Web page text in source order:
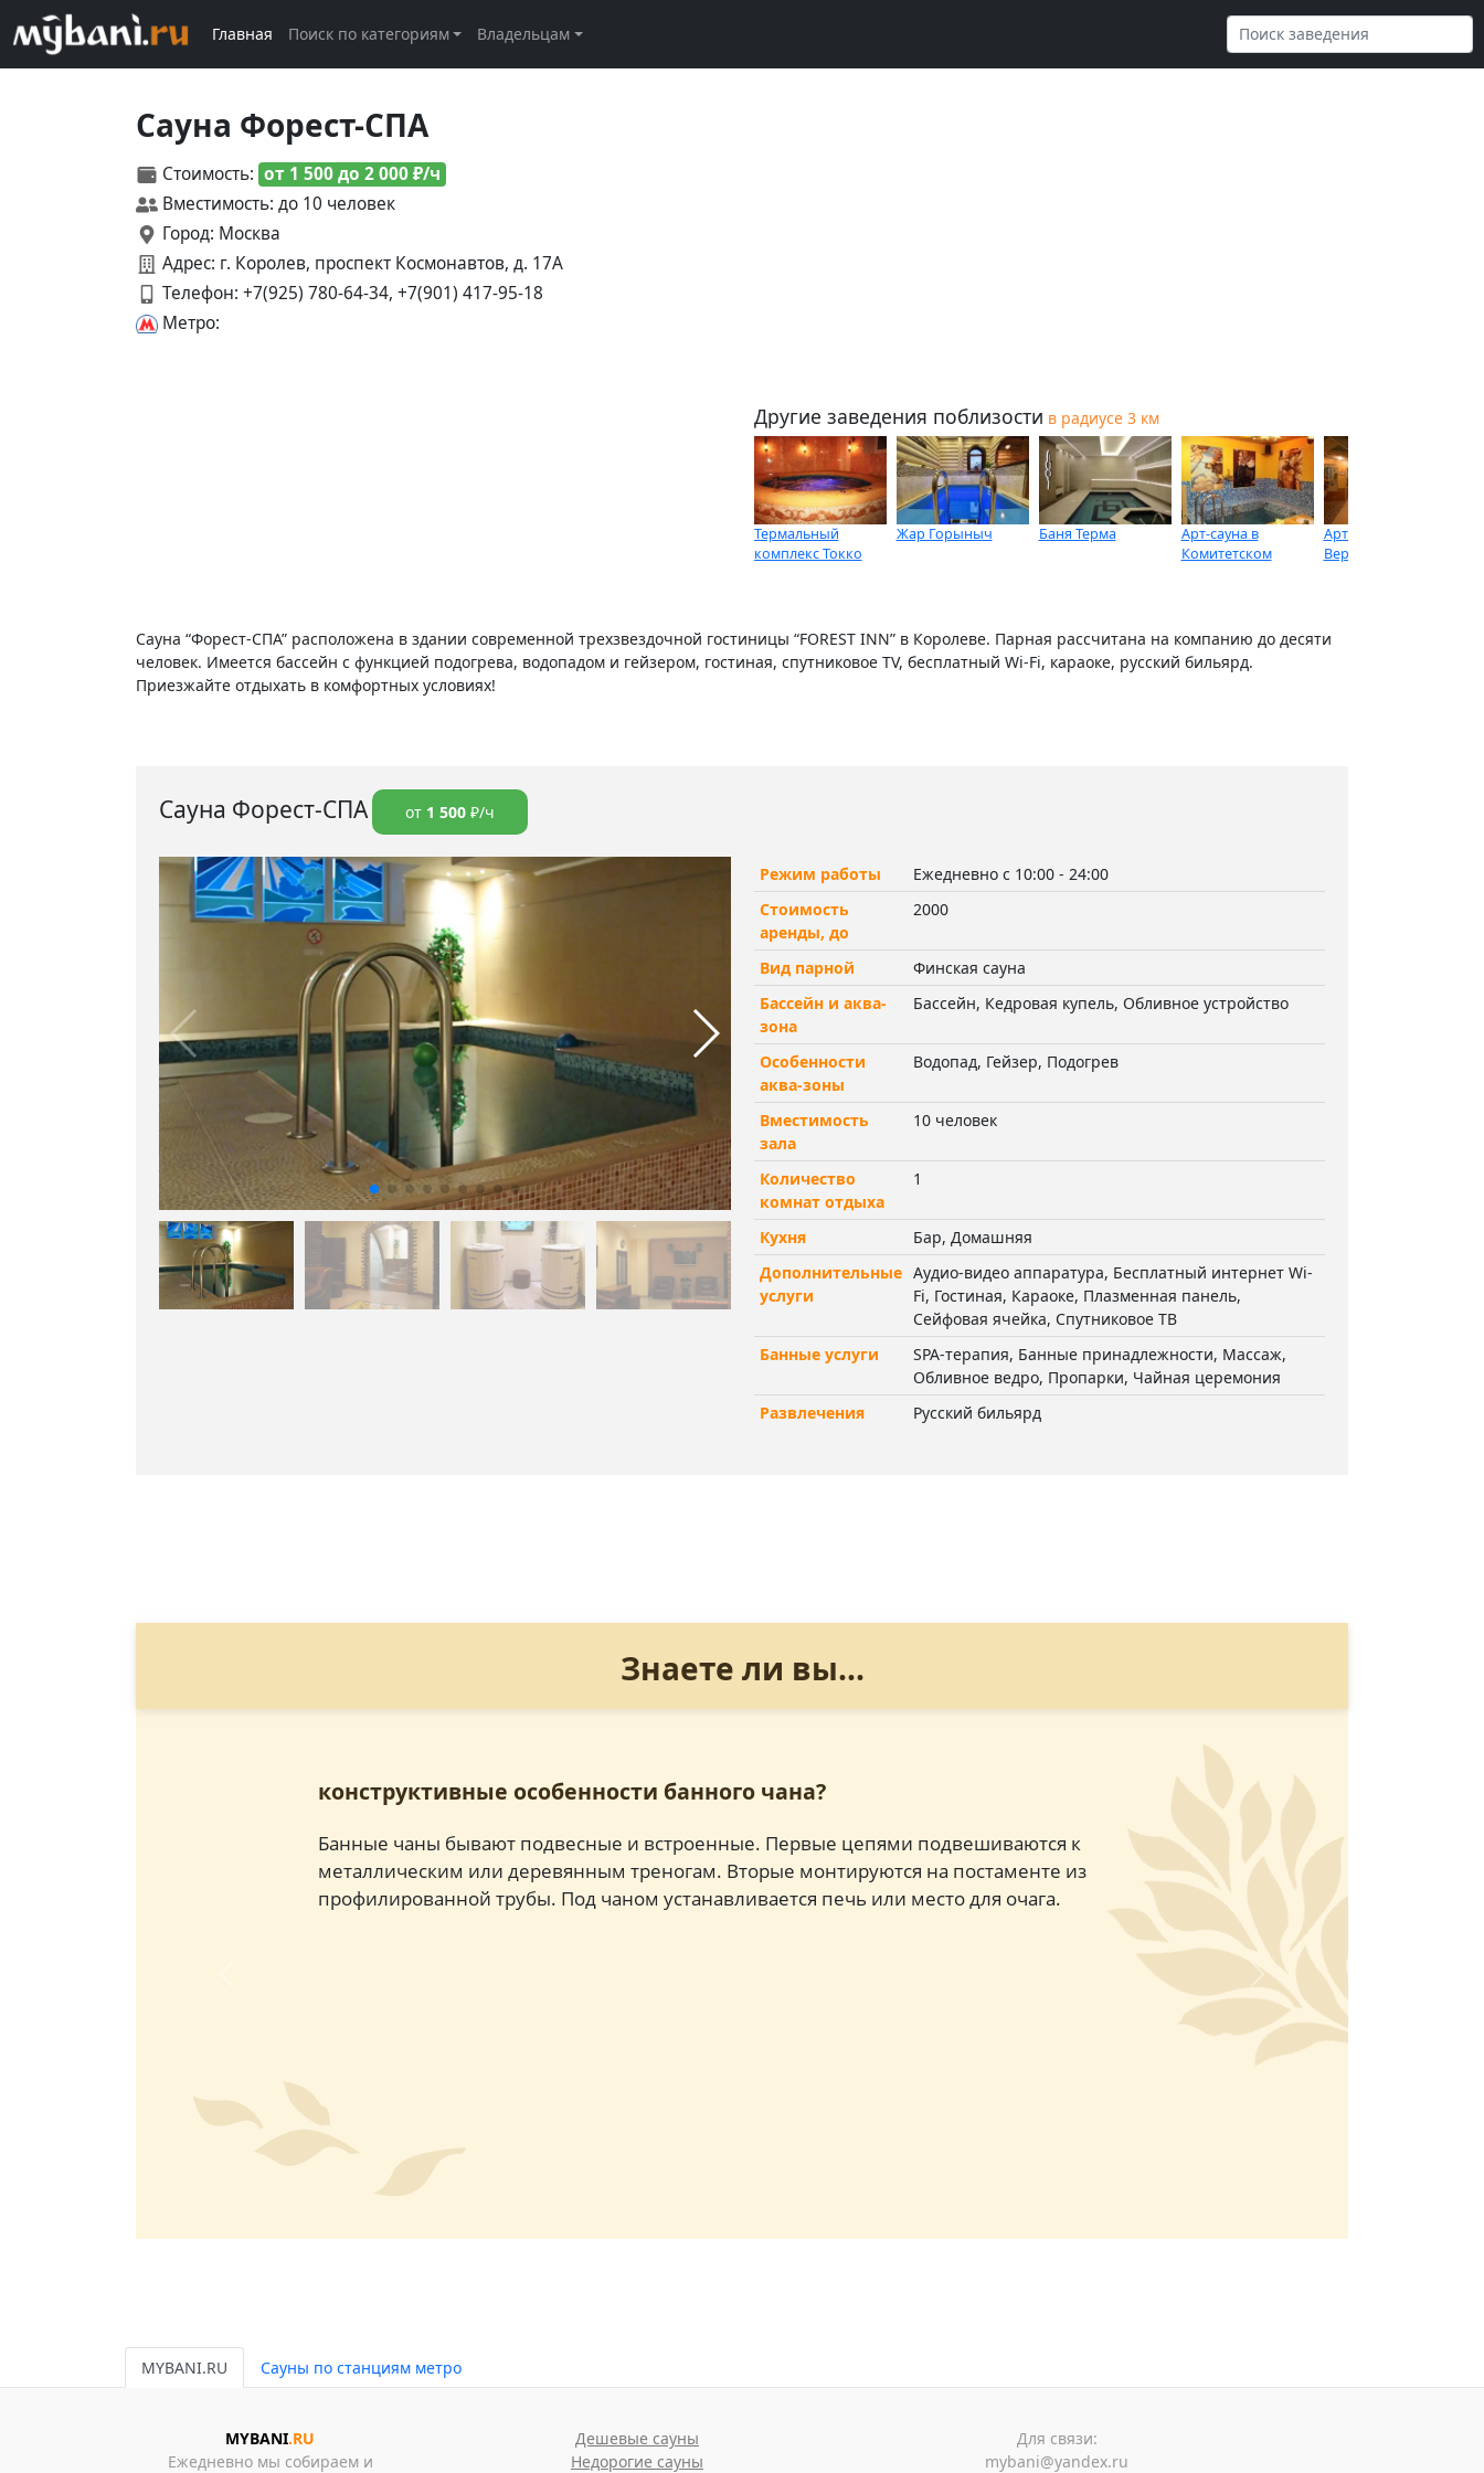
Главная Поиск по категориям Владельцам
Сауна Форест-СПА
Стоимость: от 1 500 до 2 000 ₽/ч
Вместимость: до 10 человек
Город: Москва
Адрес: г. Королев, проспект Космонавтов, д. 17А
Телефон: +7(925) 780-64-34, +7(901) 417-95-18
Метро:
Другие заведения поблизости в радиусе 3 км
Термальный
комплекс Токко
Жар Горыныч Баня Терма
Арт-сауна в
Комитетском
Арт Сауна в ТРЦ
Версаль
Сауна “Форест-СПА” расположена в здании современной трехзвездочной гостиницы “FOREST INN” в Королеве. Парная рассчитана на компанию до десяти
человек. Имеется бассейн с функцией подогрева, водопадом и гейзером, гостиная, спутниковое TV, бесплатный Wi-Fi, караоке, русский бильярд.
Приезжайте отдыхать в комфортных условиях!
Сауна Форест-СПА от 1 500 ₽/ч
Режим работы
Ежедневно с 10:00 - 24:00
Стоимость
аренды, до
2000
Вид парной
Финская сауна
Бассейн и аква-
зона
Бассейн, Кедровая купель, Обливное устройство
Особенности
аква-зоны
Водопад, Гейзер, Подогрев
Вместимость
зала
10 человек
Количество
комнат отдыха
1
Кухня
Бар, Домашняя
Дополнительные
услуги
Аудио-видео аппаратура, Бесплатный интернет Wi-
Fi, Гостиная, Караоке, Плазменная панель,
Сейфовая ячейка, Спутниковое ТВ
Банные услуги
SPA-терапия, Банные принадлежности, Массаж,
Обливное ведро, Пропарки, Чайная церемония
Развлечения
Русский бильярд
Знаете ли вы...
конструктивные особенности банного чана?
Банные чаны бывают подвесные и встроенные. Первые цепями подвешиваются к
металлическим или деревянным треногам. Вторые монтируются на постаменте из
профилированной трубы. Под чаном устанавливается печь или место для очага.
Next
MYBANI.RU Сауны по станциям метро
MYBANI.RU
Ежедневно мы собираем и
Дешевые сауны
Недорогие сауны
Для связи:
mybani@yandex.ru